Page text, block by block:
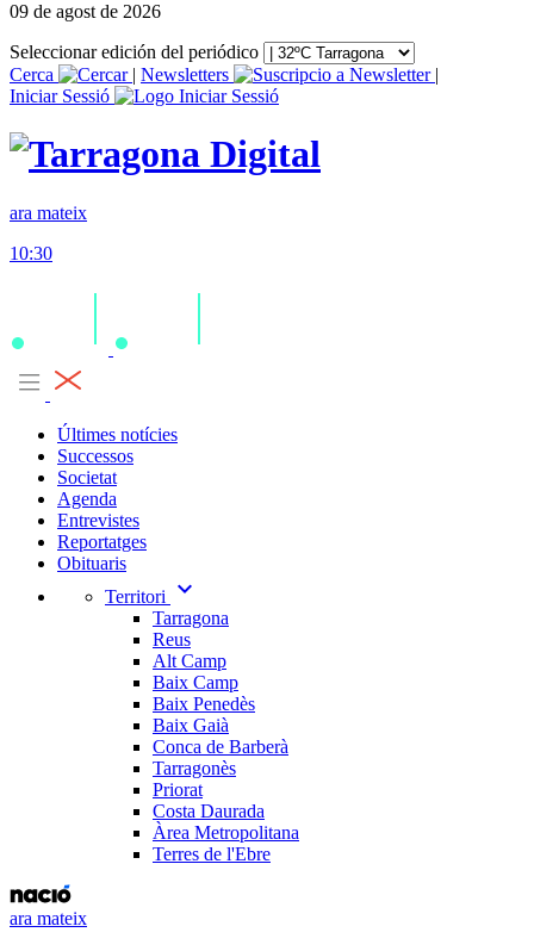
09 de agost de 2026
Seleccionar edición del periódico
Cerca
| Newsletters
|
Iniciar Sessió
ara mateix
10:30
Últimes notícies
Successos
Societat
Agenda
Entrevistes
Reportatges
Obituaris
Territori
expand_more
Tarragona
Reus
Alt Camp
Baix Camp
Baix Penedès
Baix Gaià
Conca de Barberà
Tarragonès
Priorat
Costa Daurada
Àrea Metropolitana
Terres de l'Ebre
ara mateix